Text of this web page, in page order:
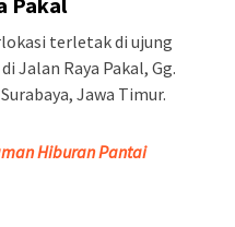
terletak di ujung
Jalan Raya Pakal, Gg.
Jawa Timur.
Hiburan Pantai